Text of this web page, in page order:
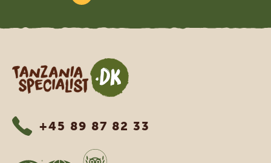
Tanzania Specialist
+45 89 87 82 33